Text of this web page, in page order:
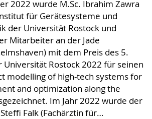
2022 wurde M.Sc. Ibrahim Zawra
für Gerätesysteme und
der Universität Rostock und
Mitarbeiter an der Jade
mit dem Preis des 5.
Universität Rostock 2022 für seinen
modelling of high-tech systems for
and optimization along the
Im Jahr 2022 wurde der
Falk (Fachärztin für…